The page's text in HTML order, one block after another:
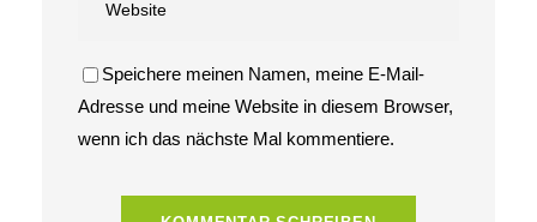
Speichere meinen Namen, meine E-Mail-
Adresse und meine Website in diesem Browser,
wenn ich das nächste Mal kommentiere.